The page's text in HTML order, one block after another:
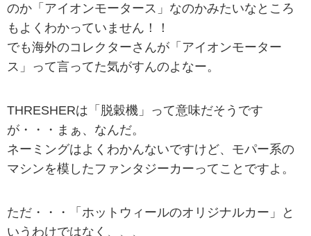
のか「アイオンモータース」なのかみたいなところ
もよくわかっていません！！
でも海外のコレクターさんが「アイオンモーター
ス」って言ってた気がすんのよなー。
THRESHERは「脱穀機」って意味だそうです
が・・・まぁ、なんだ。
ネーミングはよくわかんないですけど、モパー系の
マシンを模したファンタジーカーってことですよ。
ただ・・・「ホットウィールのオリジナルカー」と
いうわけではなく、、、